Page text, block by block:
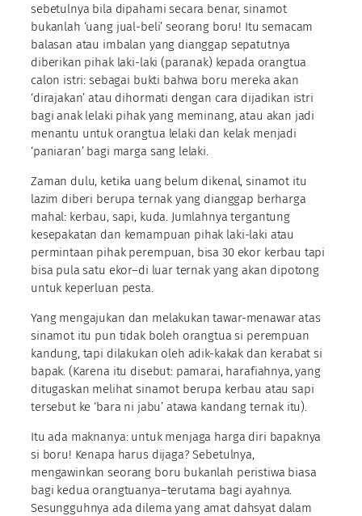
sebetulnya bila dipahami secara benar, sinamot
bukanlah ‘uang jual-beli’ seorang boru! Itu semacam
balasan atau imbalan yang dianggap sepatutnya
diberikan pihak laki-laki (paranak) kepada orangtua
calon istri: sebagai bukti bahwa boru mereka akan
‘dirajakan’ atau dihormati dengan cara dijadikan istri
bagi anak lelaki pihak yang meminang, atau akan jadi
menantu untuk orangtua lelaki dan kelak menjadi
‘paniaran’ bagi marga sang lelaki.
Zaman dulu, ketika uang belum dikenal, sinamot itu
lazim diberi berupa ternak yang dianggap berharga
mahal: kerbau, sapi, kuda. Jumlahnya tergantung
kesepakatan dan kemampuan pihak laki-laki atau
permintaan pihak perempuan, bisa 30 ekor kerbau tapi
bisa pula satu ekor–di luar ternak yang akan dipotong
untuk keperluan pesta.
Yang mengajukan dan melakukan tawar-menawar atas
sinamot itu pun tidak boleh orangtua si perempuan
kandung, tapi dilakukan oleh adik-kakak dan kerabat si
bapak. (Karena itu disebut: pamarai, harafiahnya, yang
ditugaskan melihat sinamot berupa kerbau atau sapi
tersebut ke ‘bara ni jabu’ atawa kandang ternak itu).
Itu ada maknanya: untuk menjaga harga diri bapaknya
si boru! Kenapa harus dijaga? Sebetulnya,
mengawinkan seorang boru bukanlah peristiwa biasa
bagi kedua orangtuanya–terutama bagi ayahnya.
Sesungguhnya ada dilema yang amat dahsyat dalam